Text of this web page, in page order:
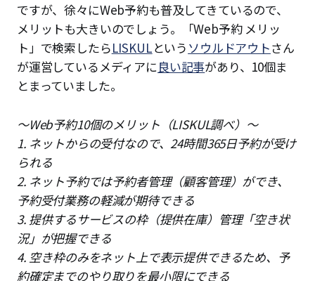
ですが、徐々にWeb予約も普及してきているので、
メリットも大きいのでしょう。「Web予約 メリッ
ト」で検索したらLISKULという ソウルドアウトさん
が運営しているメディアに 良い記事があり、10個ま
とまっていました。
〜Web予約10個のメリット（LISKUL調べ）〜
1. ネットからの受付なので、24時間365日予約が受け
られる
2. ネット予約では予約者管理（顧客管理）ができ、
予約受付業務の軽減が期待できる
3. 提供するサービスの枠（提供在庫）管理「空き状
況」が把握できる
4. 空き枠のみをネット上で表示提供できるため、予
約確定までのやり取りを最小限にできる